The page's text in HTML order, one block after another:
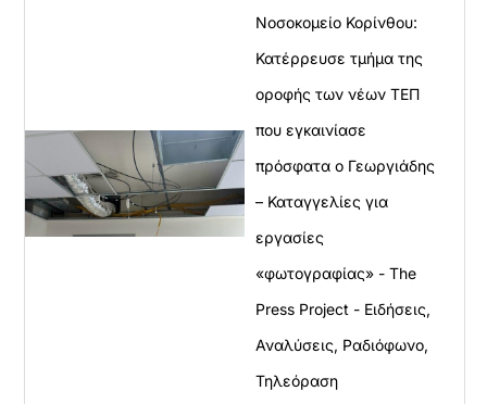
Νοσοκομείο Κορίνθου:
Κατέρρευσε τμήμα της
οροφής των νέων ΤΕΠ
που εγκαινίασε
πρόσφατα ο Γεωργιάδης
– Καταγγελίες για
εργασίες
«φωτογραφίας» - The
Press Project - Ειδήσεις,
Αναλύσεις, Ραδιόφωνο,
Τηλεόραση